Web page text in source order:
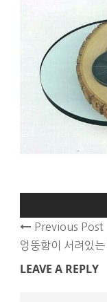
Previous Post
엉뚱함이 서려있
LEAVE A REPLY